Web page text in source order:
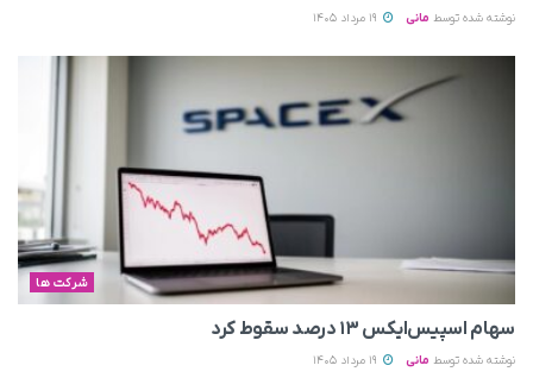
نوشته شده توسط مانی
شرکت ها
سهام اسپیس‌ایکس ۱۳ درصد سقوط کرد
نوشته شده توسط مانی